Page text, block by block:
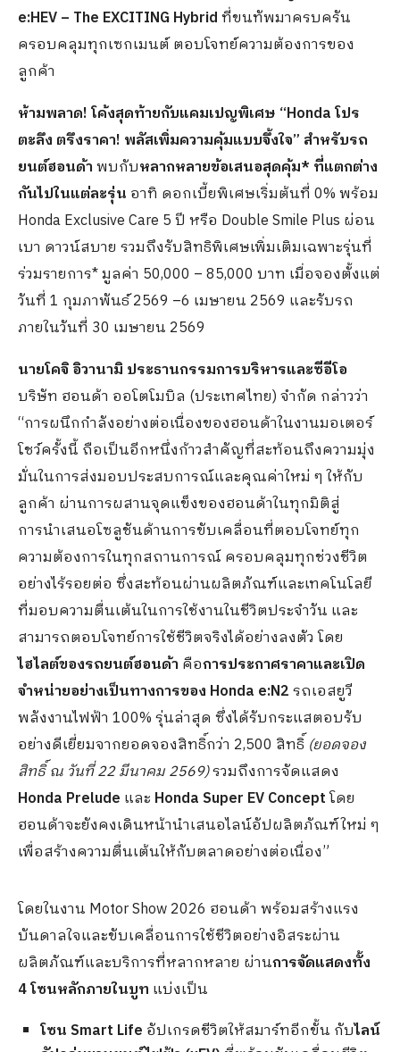
e:HEV – The EXCITING Hybridที่ขนทัพมาครบครัน
ครอบคลุมทุกเซกเมนต์ ตอบโจทย์ความต้องการของ
ลูกค้า
ห้ามพลาด! โค้งสุดท้ายกับแคมเปญพิเศษ “Honda โปร
ตะลึง ตรึงราคา! พลัสเพิ่มความคุ้มแบบจึ้งใจ” สำหรับรถ
ยนต์ฮอนด้าพบกับหลากหลายข้อเสนอสุดคุ้ม* ที่แตกต่าง
กันไปในแต่ละรุ่น อาทิ ดอกเบี้ยพิเศษเริ่มต้นที่ 0% พร้อม
Honda Exclusive Care 5 ปี หรือ Double Smile Plus ผ่อน
เบา ดาวน์สบาย รวมถึงรับสิทธิพิเศษเพิ่มเติมเฉพาะรุ่นที่
ร่วมรายการ* มูลค่า 50,000 – 85,000 บาท เมื่อจองตั้งแต่
วันที่ 1 กุมภาพันธ์ 2569 –6 เมษายน 2569 และรับรถ
ภายในวันที่ 30 เมษายน 2569
นายโคจิ อิวานามิ ประธานกรรมการบริหารและซีอีโอ
บริษัท ฮอนด้า ออโตโมบิล (ประเทศไทย) จำกัด กล่าวว่า
“การผนึกกำลังอย่างต่อเนื่องของฮอนด้าในงานมอเตอร์
โชว์ครั้งนี้ ถือเป็นอีกหนึ่งก้าวสำคัญที่สะท้อนถึงความมุ่ง
มั่นในการส่งมอบประสบการณ์และคุณค่าใหม่ ๆ ให้กับ
ลูกค้า ผ่านการผสานจุดแข็งของฮอนด้าในทุกมิติสู่
การนำเสนอโซลูชันด้านการขับเคลื่อนที่ตอบโจทย์ทุก
ความต้องการในทุกสถานการณ์ ครอบคลุมทุกช่วงชีวิต
อย่างไร้รอยต่อ ซึ่งสะท้อนผ่านผลิตภัณฑ์และเทคโนโลยี
ที่มอบความตื่นเต้นในการใช้งานในชีวิตประจำวัน และ
สามารถตอบโจทย์การใช้ชีวิตจริงได้อย่างลงตัว โดย
ไฮไลต์ของรถยนต์ฮอนด้า คือการประกาศราคาและเปิด
จำหน่ายอย่างเป็นทางการของ Honda e:N2รถเอสยูวี
พลังงานไฟฟ้า 100% รุ่นล่าสุด ซึ่งได้รับกระแสตอบรับ
อย่างดีเยี่ยมจากยอดจองสิทธิ์กว่า 2,500 สิทธิ์ (ยอดจอง
สิทธิ์ ณ วันที่ 22 มีนาคม 2569)รวมถึงการจัดแสดง
Honda Prelude และ Honda Super EV Conceptโดย
ฮอนด้าจะยังคงเดินหน้านำเสนอไลน์อัปผลิตภัณฑ์ใหม่ ๆ
เพื่อสร้างความตื่นเต้นให้กับตลาดอย่างต่อเนื่อง”
โดยในงาน Motor Show 2026 ฮอนด้า พร้อมสร้างแรง
บันดาลใจและขับเคลื่อนการใช้ชีวิตอย่างอิสระผ่าน
ผลิตภัณฑ์และบริการที่หลากหลาย ผ่านการจัดแสดงทั้ง
4 โซนหลักภายในบูท แบ่งเป็น
โซน Smart Life อัปเกรดชีวิตให้สมาร์ทอีกขั้น กับไลน์